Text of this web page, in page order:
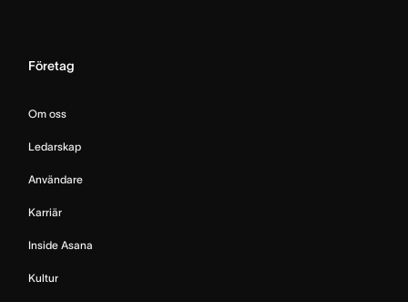
Företag
Om oss
Ledarskap
Användare
Karriär
Inside Asana
Kultur